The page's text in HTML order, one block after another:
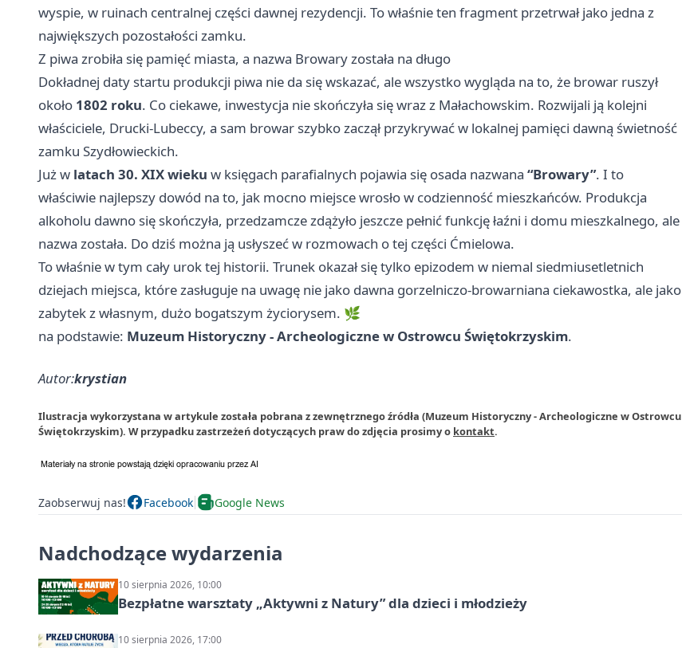
wyspie, w ruinach centralnej części dawnej rezydencji. To właśnie ten fragment przetrwał jako jedna z
największych pozostałości zamku.
Z piwa zrobiła się pamięć miasta, a nazwa Browary została na długo
Dokładnej daty startu produkcji piwa nie da się wskazać, ale wszystko wygląda na to, że browar ruszył
około 1802 roku. Co ciekawe, inwestycja nie skończyła się wraz z Małachowskim. Rozwijali ją kolejni
właściciele, Drucki-Lubeccy, a sam browar szybko zaczął przykrywać w lokalnej pamięci dawną świetność
zamku Szydłowieckich.
Już w latach 30. XIX wieku w księgach parafialnych pojawia się osada nazwana “Browary”. I to
właściwie najlepszy dowód na to, jak mocno miejsce wrosło w codzienność mieszkańców. Produkcja
alkoholu dawno się skończyła, przedzamcze zdążyło jeszcze pełnić funkcję łaźni i domu mieszkalnego, ale
nazwa została. Do dziś można ją usłyszeć w rozmowach o tej części Ćmielowa.
To właśnie w tym cały urok tej historii. Trunek okazał się tylko epizodem w niemal siedmiusetletnich
dziejach miejsca, które zasługuje na uwagę nie jako dawna gorzelniczo-browarniana ciekawostka, ale jako
zabytek z własnym, dużo bogatszym życiorysem. 🌿
na podstawie: Muzeum Historyczny - Archeologiczne w Ostrowcu Świętokrzyskim.
Autor:krystian
Ilustracja wykorzystana w artykule została pobrana z zewnętrznego źródła (Muzeum Historyczny - Archeologiczne w Ostrowcu
Świętokrzyskim). W przypadku zastrzeżeń dotyczących praw do zdjęcia prosimy o kontakt.
Zaobserwuj nas! Facebook Google News
Nadchodzące wydarzenia
10 sierpnia 2026, 10:00
Bezpłatne warsztaty „Aktywni z Natury” dla dzieci i młodzieży
10 sierpnia 2026, 17:00